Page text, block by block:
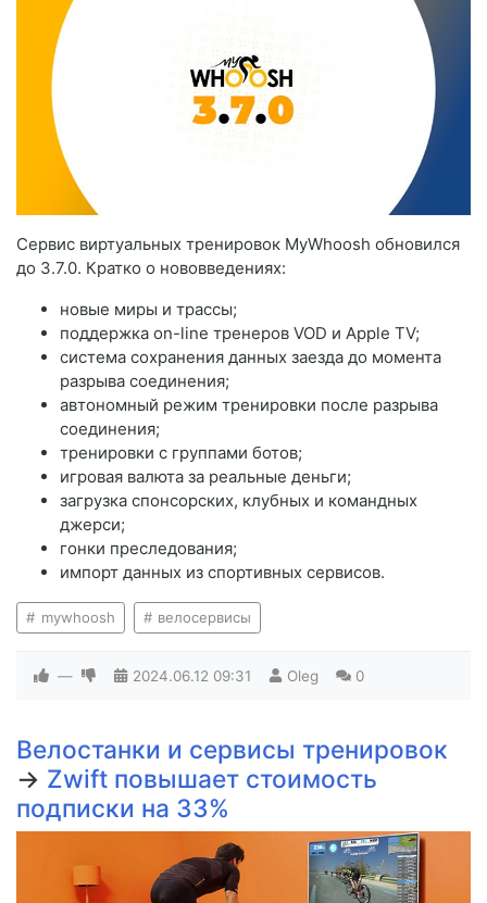
Сервис виртуальных тренировок MyWhoosh обновился
до 3.7.0. Кратко о нововведениях:
новые миры и трассы;
поддержка on-line тренеров VOD и Apple TV;
система сохранения данных заезда до момента
разрыва соединения;
автономный режим тренировки после разрыва
соединения;
тренировки с группами ботов;
игровая валюта за реальные деньги;
загрузка спонсорских, клубных и командных
джерси;
гонки преследования;
импорт данных из спортивных сервисов.
mywhoosh велосервисы
— 2024.06.12 09:31 Oleg 0
Велостанки и сервисы тренировок
→ Zwift повышает стоимость
подписки на 33%